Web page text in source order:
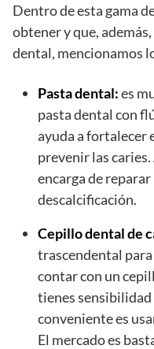
Dentro de esta gama
obtener y que,
dental, mencionamos
Pasta dental:es
pasta dental con
ayuda a fortalecer
prevenir las
encarga de
descalcificación.
Cepillo dental de
trascendental
contar con un
tienes sensibilidad
conveniente es
El mercado es